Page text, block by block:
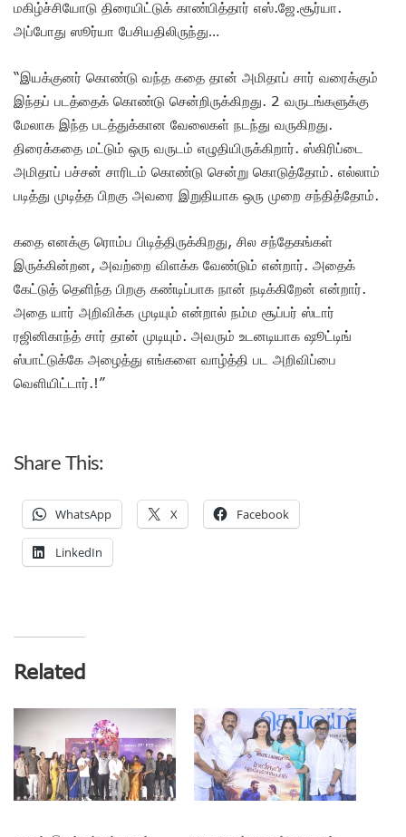
மகிழ்ச்சியோடு திரையிட்டுக் காண்பித்தார் எஸ்.ஜே.சூர்யா.
அப்போது ஸூர்யா பேசியதிலிருந்து…
“இயக்குனர் கொண்டு வந்த கதை தான் அமிதாப் சார் வரைக்கும்
இந்தப் படத்தைக் கொண்டு சென்றிருக்கிறது. 2 வருடங்களுக்கு
மேலாக இந்த படத்துக்கான வேலைகள் நடந்து வருகிறது.
திரைக்கதை மட்டும் ஒரு வருடம் எழுதியிருக்கிறார். ஸ்கிரிப்டை
அமிதாப் பச்சன் சாரிடம் கொண்டு சென்று கொடுத்தோம். எல்லாம்
படித்து முடித்த பிறகு அவரை இறுதியாக ஒரு முறை சந்தித்தோம்.
கதை எனக்கு ரொம்ப பிடித்திருக்கிறது, சில சந்தேகங்கள்
இருக்கின்றன, அவற்றை விளக்க வேண்டும் என்றார். அதைக்
கேட்டுத் தெளிந்த பிறகு கண்டிப்பாக நான் நடிக்கிறேன் என்றார்.
அதை யார் அறிவிக்க முடியும் என்றால் நம்ம சூப்பர் ஸ்டார்
ரஜினிகாந்த் சார் தான் முடியும். அவரும் உடனடியாக ஷூட்டிங்
ஸ்பாட்டுக்கே அழைத்து எங்களை வாழ்த்தி பட அறிவிப்பை
வெளியிட்டார்.!”
Share This:
WhatsApp X Facebook
LinkedIn
Related